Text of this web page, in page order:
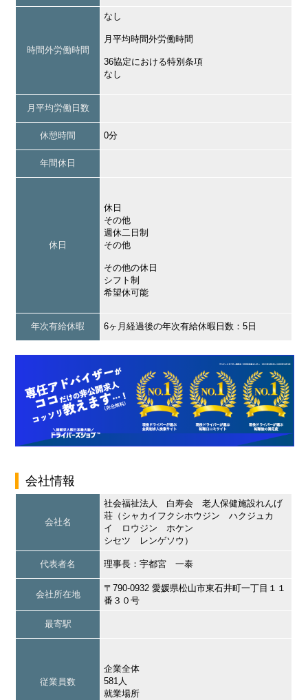
時間外労働時間
なし
月平均時間外労働時間
36協定における特別条項
なし
月平均労働日数
休憩時間 0分
年間休日
休日
休日
その他
週休二日制
その他
その他の休日
シフト制
希望休可能
年次有給休暇 6ヶ月経過後の年次有給休暇日数：5日
会社情報
会社名
社会福祉法人 白寿会 老人保健施設れんげ
荘（シャカイフクシホウジン ハクジュカ
イ ロウジン ホケン
シセツ レンゲソウ）
代表者名 理事長：宇都宮 一泰
会社所在地
〒790-0932 愛媛県松山市東石井町一丁目１１
番３０号
最寄駅
従業員数
企業全体
581人
就業場所